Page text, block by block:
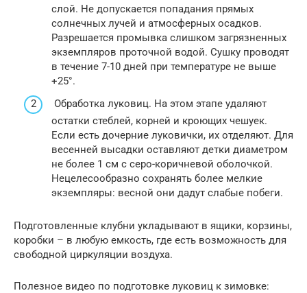
слой. Не допускается попадания прямых
солнечных лучей и атмосферных осадков.
Разрешается промывка слишком загрязненных
экземпляров проточной водой. Сушку проводят
в течение 7-10 дней при температуре не выше
+25°.
Обработка луковиц. На этом этапе удаляют
остатки стеблей, корней и кроющих чешуек.
Если есть дочерние луковички, их отделяют. Для
весенней высадки оставляют детки диаметром
не более 1 см с серо-коричневой оболочкой.
Нецелесообразно сохранять более мелкие
экземпляры: весной они дадут слабые побеги.
Подготовленные клубни укладывают в ящики, корзины,
коробки – в любую емкость, где есть возможность для
свободной циркуляции воздуха.
Полезное видео по подготовке луковиц к зимовке: